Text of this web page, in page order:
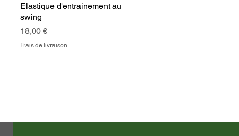
Aperçu rapide
Elastique d'entrainement au
swing
Prix
18,00 €
Frais de livraison